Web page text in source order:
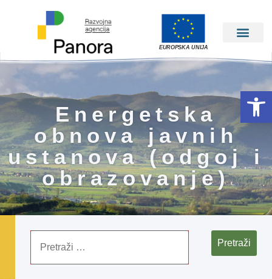
EUROPSKA UNIJA
Energetska
obnova javnih
ustanova (odgoj i
obrazovanje)